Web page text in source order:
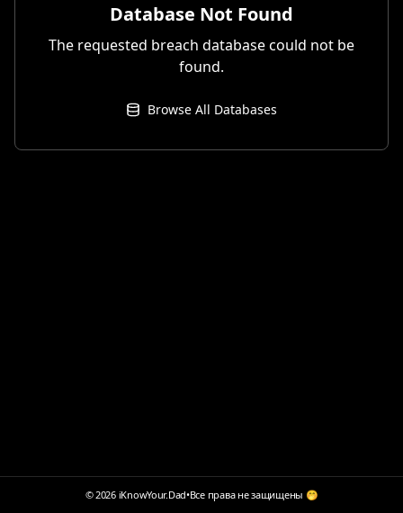
Database Not Found
The requested breach database could not be
found.
Browse All Databases
© 2026 iKnowYour.Dad•Все права не защищены 🤭